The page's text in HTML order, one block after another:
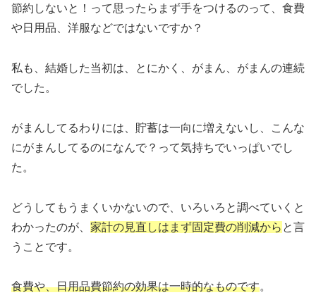
節約しないと！って思ったらまず手をつけるのって、食費
や日用品、洋服などではないですか？
私も、結婚した当初は、とにかく、がまん、がまんの連続
でした。
がまんしてるわりには、貯蓄は一向に増えないし、こんな
にがまんしてるのになんで？って気持ちでいっぱいでし
た。
どうしてもうまくいかないので、いろいろと調べていくと
わかったのが、 家計の見直しはまず固定費の削減から と言
うことです。
食費や、日用品費節約の効果は一時的なものです。